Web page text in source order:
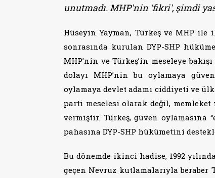
unutmadı. MHP'nin 'fikri', şimdi
Hüseyin Yayman, Türkeş ve MHP
sonrasında kurulan DYP-SHP
MHP’nin ve Türkeş’in meseleye
dolayı MHP’nin bu oylamaya
oylamaya devlet adamı ciddiyeti ve
parti meselesi olarak değil,
vermiştir. Türkeş, güven oylamasına
pahasına DYP-SHP hükümetini
Bu dönemde ikinci hadise, 1992
geçen Nevruz kutlamalarıyla beraber